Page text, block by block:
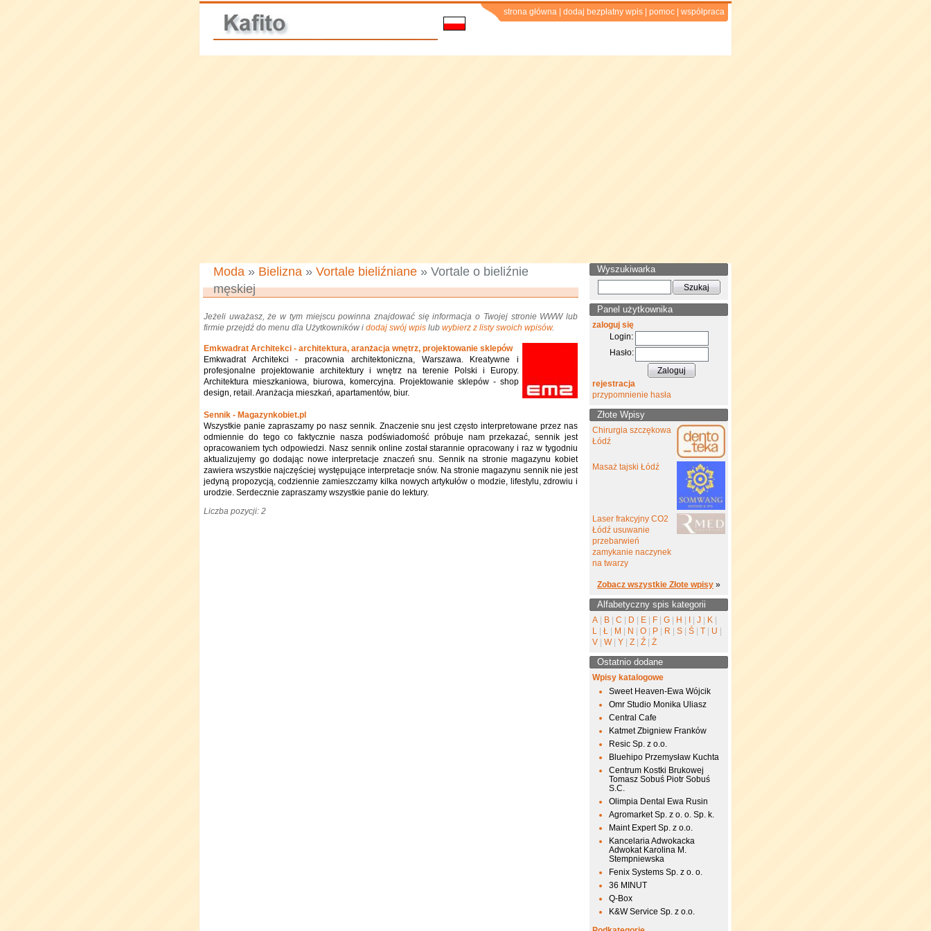
strona główna dodaj bezpłatny wpis pomoc współpraca
Moda » Bielizna » Vortale bieliźniane » Vortale o bieliźnie
męskiej
Jeżeli uważasz, że w tym miejscu powinna znajdować się informacja o Twojej stronie WWW lub
firmie przejdź do menu dla Użytkowników i dodaj swój wpis lub wybierz z listy swoich wpisów.
Emkwadrat Architekci - architektura, aranżacja wnętrz, projektowanie sklepów
Emkwadrat Architekci - pracownia architektoniczna, Warszawa. Kreatywne i
profesjonalne projektowanie architektury i wnętrz na terenie Polski i Europy.
Architektura mieszkaniowa, biurowa, komercyjna. Projektowanie sklepów - shop
design, retail. Aranżacja mieszkań, apartamentów, biur.
Sennik - Magazynkobiet.pl
Wszystkie panie zapraszamy po nasz sennik. Znaczenie snu jest często interpretowane przez nas
odmiennie do tego co faktycznie nasza podświadomość próbuje nam przekazać, sennik jest
opracowaniem tych odpowiedzi. Nasz sennik online został starannie opracowany i raz w tygodniu
aktualizujemy go dodając nowe interpretacje znaczeń snu. Sennik na stronie magazynu kobiet
zawiera wszystkie najczęściej występujące interpretacje snów. Na stronie magazynu sennik nie jest
jedyną propozycją, codziennie zamieszczamy kilka nowych artykułów o modzie, lifestylu, zdrowiu i
urodzie. Serdecznie zapraszamy wszystkie panie do lektury.
Liczba pozycji: 2
Wyszukiwarka
Panel użytkownika
zaloguj się
Login:
Hasło:
rejestracja
przypomnienie hasła
Złote Wpisy
Chirurgia szczękowa
Łódź
Masaż tajski Łódź
Laser frakcyjny CO2
Łódź usuwanie
przebarwień
zamykanie naczynek
na twarzy
Zobacz wszystkie Złote wpisy »
Alfabetyczny spis kategorii
A B C D E F G H J K
L
Ł M N O P R S Ś T U
V
W Y Z Ź Ż
Ostatnio dodane
Wpisy katalogowe
Sweet Heaven-Ewa Wójcik
Omr Studio Monika Uliasz
Central Cafe
Katmet Zbigniew Franków
Resic Sp. z o.o.
Bluehipo Przemysław Kuchta
Centrum Kostki Brukowej
Tomasz Sobuś Piotr Sobuś
S.C.
Olimpia Dental Ewa Rusin
Agromarket Sp. z o. o. Sp. k.
Maint Expert Sp. z o.o.
Kancelaria Adwokacka
Adwokat Karolina M.
Stempniewska
Fenix Systems Sp. z o. o.
36 MINUT
Q-Box
K&W Service Sp. z o.o.